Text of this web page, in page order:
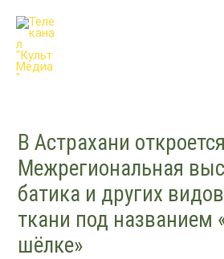
содержимому
В Астрахани откроется
Межрегиональная
батика и других
ткани под названием
шёлке»
navigation